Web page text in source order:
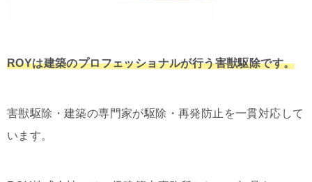
ROYは建築のプロフェッショナルが行う害獣駆除です。
害獣駆除・建築の専門家が駆除・再発防止を一貫対応して
います。